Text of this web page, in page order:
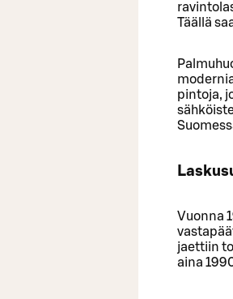
Täällä
pintoja,
Vuonna
jaettiin
aina